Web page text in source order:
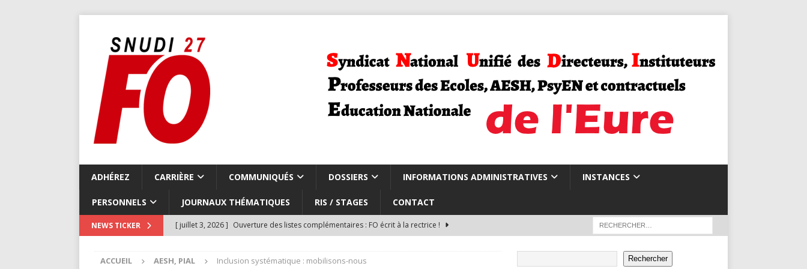
ADHÉREZ CARRIÈRE COMMUNIQUÉS DOSSIERS INFORMATIONS ADMINISTRATIVES INSTANCES
PERSONNELS JOURNAUX THÉMATIQUES RIS / STAGES CONTACT
NEWS TICKER [ juillet 3, 2026 ] Ouverture des listes complémentaires : FO écrit à la rectrice !
[ juillet 3, 2026 ] Compte-rendu du CSA repli carte scolaire et rythmes scolaires
ACCUEIL AESH, PIAL Inclusion systématique : mobilisons-nous Rechercher